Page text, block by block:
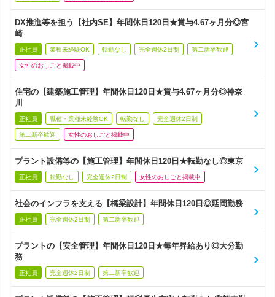
DX推進等を担う【社内SE】年間休日120日★賞与4.67ヶ月分◎宮
崎
正社員 業種未経験OK 転勤なし 完全週休2日制 第二新卒歓迎
女性のおしごと掲載中
住宅の【建築施工管理】年間休日120日★賞与4.67ヶ月分◎神奈
川
正社員 職種・業種未経験OK 転勤なし 完全週休2日制
第二新卒歓迎 女性のおしごと掲載中
プラント設備等の【施工管理】年間休日120日★転勤なし◎東京
正社員 転勤なし 完全週休2日制 女性のおしごと掲載中
社会のインフラを支える【橋梁設計】年間休日120日◎延岡勤務
正社員 完全週休2日制 第二新卒歓迎
プラントの【安全管理】年間休日120日★毎年昇給あり◎大分勤
務
正社員 完全週休2日制 第二新卒歓迎